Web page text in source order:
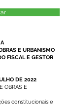
E URBANISMO
FISCAL E GESTOR
DE 2022
OBRAS E
constitucionais e